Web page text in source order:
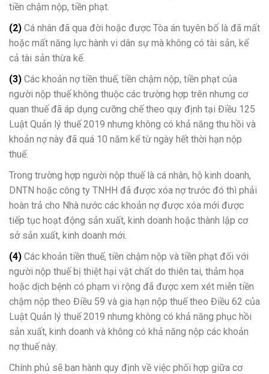
tiền chậm nộp, tiền phạt.
(2) Cá nhân đã qua đời hoặc được Tòa án tuyên bố là đã mất
hoặc mất năng lực hành vi dân sự mà không có tài sản, kể
cả tài sản thừa kế.
(3) Các khoản nợ tiền thuế, tiền chậm nộp, tiền phạt của
người nộp thuế không thuộc các trường hợp trên nhưng cơ
quan thuế đã áp dụng cưỡng chế theo quy định tại Điều 125
Luật Quản lý thuế 2019 nhưng không có khả năng thu hồi và
khoản nợ này đã quá 10 năm kể từ ngày hết thời hạn nộp
thuế.
Trong trường hợp người nộp thuế là cá nhân, hộ kinh doanh,
DNTN hoặc công ty TNHH đã được xóa nợ trước đó thì phải
hoàn trả cho Nhà nước các khoản nợ được xóa mới được
tiếp tục hoạt động sản xuất, kinh doanh hoặc thành lập cơ
sở sản xuất, kinh doanh mới.
(4) Các khoản tiền thuế, tiền chậm nộp và tiền phạt đối với
người nộp thuế bị thiệt hại vật chất do thiên tai, thảm họa
hoặc dịch bệnh có phạm vi rộng đã được xem xét miễn tiền
chậm nộp theo Điều 59 và gia hạn nộp thuế theo Điều 62 của
Luật Quản lý thuế 2019 nhưng không có khả năng phục hồi
sản xuất, kinh doanh và không có khả năng nộp các khoản
nợ thuế này.
Chính phủ sẽ ban hành quy định về việc phối hợp giữa cơ